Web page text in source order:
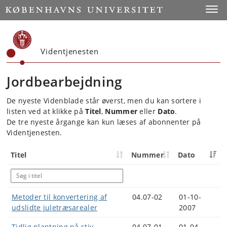
Start
Videntjenesten
Jordbearbejdning
De nyeste Videnblade står øverst, men du kan sortere i
listen ved at klikke påTitel, Nummer eller Dato.
De tre nyeste årgange kan kun læses af abonnenter på
Videntjenesten.
Titel Nummer Dato
Metoder til konvertering af
udslidte juletræsarealer
04.07-02
01-10-
2007